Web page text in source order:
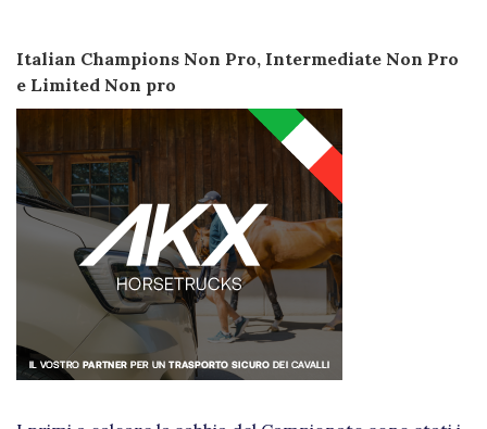
Italian Champions Non Pro, Intermediate Non Pro
e Limited Non pro